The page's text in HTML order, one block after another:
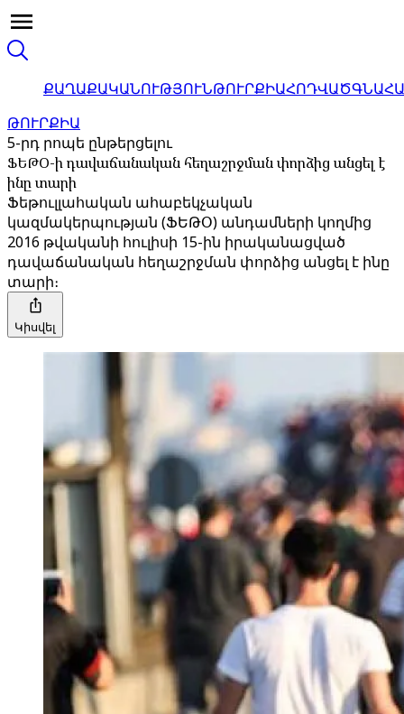
ՔԱՂԱՔԱԿԱՆՈՒԹՅՈՒՆԹՈՒՐՔԻԱՀՈԴՎԱԾ
ԹՈՒՐՔԻԱ
5-րդ րոպե ընթերցելու
ՖԵԹՕ-ի դավաճանական հեղաշրջման փորձից անցել է
ինը տարի
Ֆեթուլլահական ահաբեկչական
կազմակերպության (ՖԵԹՕ) անդամների կողմից
2016 թվականի հուլիսի 15-ին իրականացված
դավաճանական հեղաշրջման փորձից անցել է ինը
տարի։
Կիսվել